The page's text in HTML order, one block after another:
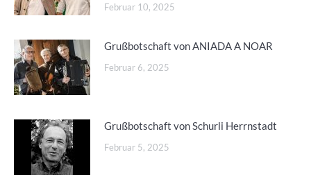
Februar 10, 2025
Grußbotschaft von ANIADA A NOAR
Februar 6, 2025
Grußbotschaft von Schurli Herrnstadt
Februar 5, 2025